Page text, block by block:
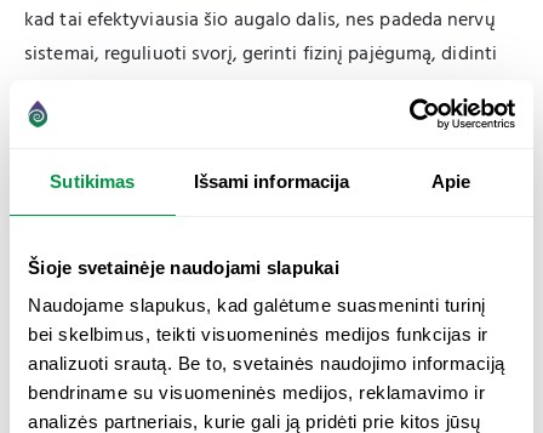
Sutikimas Išsami informacija Apie
Šioje svetainėje naudojami slapukai
Naudojame slapukus, kad galėtume suasmeninti turinį
bei skelbimus, teikti visuomeninės medijos funkcijas ir
analizuoti srautą. Be to, svetainės naudojimo informaciją
bendriname su visuomeninės medijos, reklamavimo ir
analizės partneriais, kurie gali ją pridėti prie kitos jūsų
kad tai efektyviausia šio augalo dalis, nes padeda nervų
sistemai, reguliuoti svorį, gerinti fizinį pajėgumą, didinti
aukščiau, – gerinti protinę veiklą [9]. Yra atlikta
saugumą [5]. Tyrimai, ieškantys atsakymo apie
Ašvagandos efektyvumą vartojant kartu su
antidepresantais ir sergant psichiatrinio spektro ligomis
(pavyzdžiui, obsesiniu kompulsiniu sutrikimu) taip pat
įrodo ir preparato saugumą [10]. Tačiau kaip ir daugelio
kitų augalinių preparatų, Ašvagandos rekomenduojama
vengti nėščioms, žindančioms ir mažiems vaikams [11].